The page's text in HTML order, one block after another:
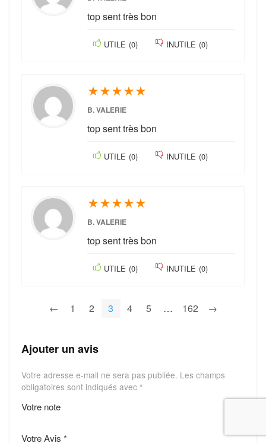
top sent très bon
UTILE (0) INUTILE (0)
★★★★★
B. VALERIE
top sent très bon
UTILE (0) INUTILE (0)
★★★★★
B. VALERIE
top sent très bon
UTILE (0) INUTILE (0)
← 1 2 3 4 5 … 162 →
Ajouter un avis
Votre adresse e-mail ne sera pas publiée. Les champs
obligatoires sont indiqués avec *
Votre note
Votre Avis *